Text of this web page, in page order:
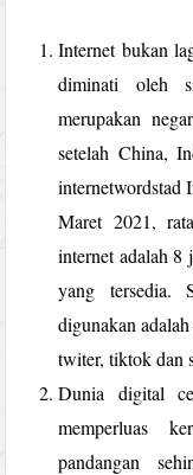
Internet bukan
diminati oleh
merupakan
setelah China,
internetwordstad
Maret 2021,
internet adalah 8
yang tersedia.
digunakan
twiter, tiktok dan
Dunia digital
memperluas
pandangan